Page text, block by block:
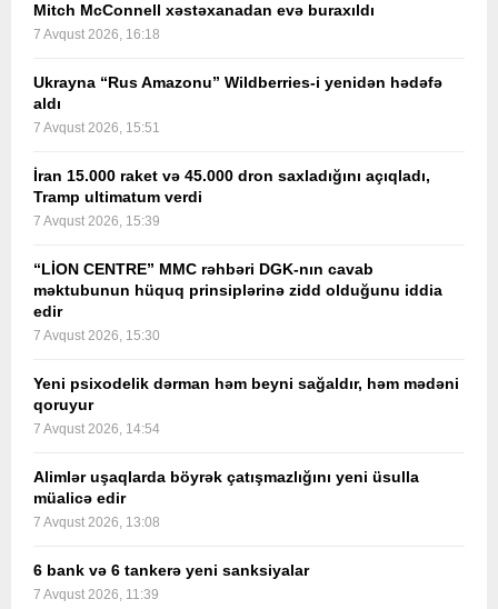
Mitch McConnell xəstəxanadan evə buraxıldı
7 Avqust 2026, 16:18
Ukrayna “Rus Amazonu” Wildberries-i yenidən hədəfə
aldı
7 Avqust 2026, 15:51
İran 15.000 raket və 45.000 dron saxladığını açıqladı,
Tramp ultimatum verdi
7 Avqust 2026, 15:39
“LİON CENTRE” MMC rəhbəri DGK-nın cavab
məktubunun hüquq prinsiplərinə zidd olduğunu iddia
edir
7 Avqust 2026, 15:30
Yeni psixodelik dərman həm beyni sağaldır, həm mədəni
qoruyur
7 Avqust 2026, 14:54
Alimlər uşaqlarda böyrək çatışmazlığını yeni üsulla
müalicə edir
7 Avqust 2026, 13:08
6 bank və 6 tankerə yeni sanksiyalar
7 Avqust 2026, 11:39